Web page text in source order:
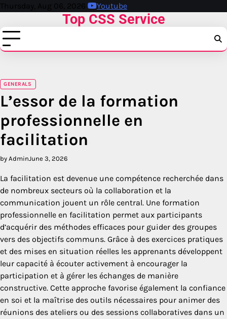
Skip
content
Thursday, Aug 06, 2026 Youtube
Top CSS Service
GENERALS
L’essor de la formation
professionnelle en
facilitation
by AdminJune 3, 2026
La facilitation est devenue une compétence recherchée dans
de nombreux secteurs où la collaboration et la
communication jouent un rôle central. Une formation
professionnelle en facilitation permet aux participants
d’acquérir des méthodes efficaces pour guider des groupes
vers des objectifs communs. Grâce à des exercices pratiques
et des mises en situation réelles les apprenants développent
leur capacité à écouter activement à encourager la
participation et à gérer les échanges de manière
constructive. Cette approche favorise également la confiance
en soi et la maîtrise des outils nécessaires pour animer des
réunions des ateliers ou des sessions collaboratives dans un